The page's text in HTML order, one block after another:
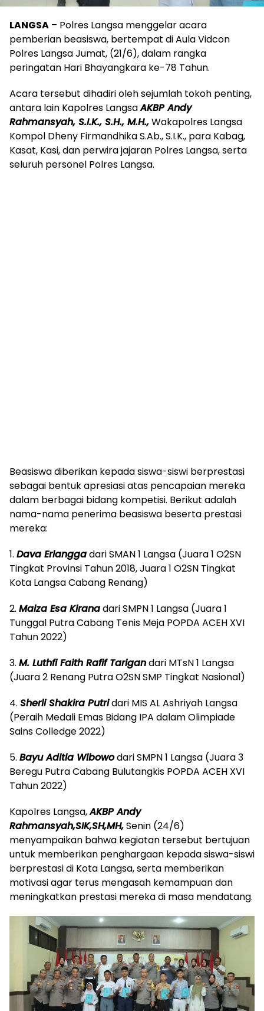
LANGSA – Polres Langsa menggelar acara
pemberian beasiswa, bertempat di Aula Vidcon
Polres Langsa Jumat, (21/6), dalam rangka
peringatan Hari Bhayangkara ke-78 Tahun.
Acara tersebut dihadiri oleh sejumlah tokoh penting,
antara lain Kapolres LangsaAKBP Andy
Rahmansyah, S.I.K., S.H., M.H.,Wakapolres Langsa
Kompol Dheny Firmandhika S.Ab., S.I.K., para Kabag,
Kasat, Kasi, dan perwira jajaran Polres Langsa, serta
seluruh personel Polres Langsa.
Beasiswa diberikan kepada siswa-siswi berprestasi
sebagai bentuk apresiasi atas pencapaian mereka
dalam berbagai bidang kompetisi. Berikut adalah
nama-nama penerima beasiswa beserta prestasi
mereka:
1. Dava Erlanggadari SMAN 1 Langsa (Juara 1 O2SN
Tingkat Provinsi Tahun 2018, Juara 1 O2SN Tingkat
Kota Langsa Cabang Renang)
2. Maiza Esa Kiranadari SMPN 1 Langsa (Juara 1
Tunggal Putra Cabang Tenis Meja POPDA ACEH XVI
Tahun 2022)
3. M. Luthfi Faith Rafif Tarigandari MTsN 1 Langsa
(Juara 2 Renang Putra O2SN SMP Tingkat Nasional)
4. Sherli Shakira Putridari MIS AL Ashriyah Langsa
(Peraih Medali Emas Bidang IPA dalam Olimpiade
Sains Colledge 2022)
5. Bayu Aditia Wibowodari SMPN 1 Langsa (Juara 3
Beregu Putra Cabang Bulutangkis POPDA ACEH XVI
Tahun 2022)
Kapolres Langsa,AKBP Andy
Rahmansyah,SIK,SH,MH,Senin (24/6)
menyampaikan bahwa kegiatan tersebut bertujuan
untuk memberikan penghargaan kepada siswa-siswi
berprestasi di Kota Langsa, serta memberikan
motivasi agar terus mengasah kemampuan dan
meningkatkan prestasi mereka di masa mendatang.